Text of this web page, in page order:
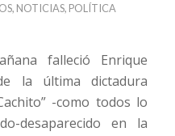
, NOTICIAS, POLÍTICA
falleció Enrique
la última dictadura
-como todos lo
desaparecido en la